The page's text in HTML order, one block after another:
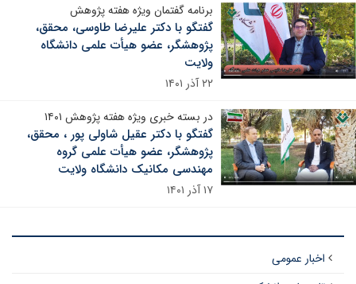
برنامه گفتمان ویژه هفته پژوهش
گفتگو با دکتر علیرضا طاوسی، محقق،
پژوهشگر، عضو هیأت علمی دانشگاه
ولایت
۲۲ آذر ۱۴۰۱
در بسته خبری ویژه هفته پژوهش ۱۴۰۱
گفتگو با دکتر عقیل شاولی پور ، محقق،
پژوهشگر، عضو هیأت علمی گروه
مهندسی مکانیک دانشگاه ولایت
۱۷ آذر ۱۴۰۱
اخبار عمومی